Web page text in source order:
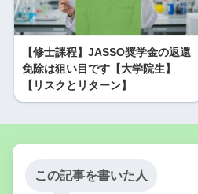
【修士課程】JASSO奨学金の返還
免除は狙い目です【大学院生】
【リスクとリターン】
この記事を書いた人